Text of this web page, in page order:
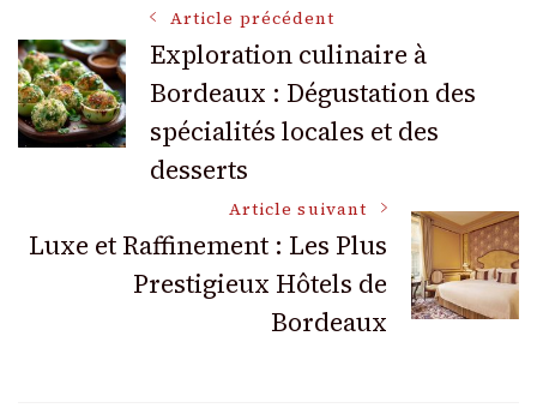
Navigation
des
articles
Article précédent
Exploration culinaire à
Bordeaux : Dégustation des
spécialités locales et des
desserts
Article suivant
Luxe et Raffinement : Les Plus
Prestigieux Hôtels de
Bordeaux